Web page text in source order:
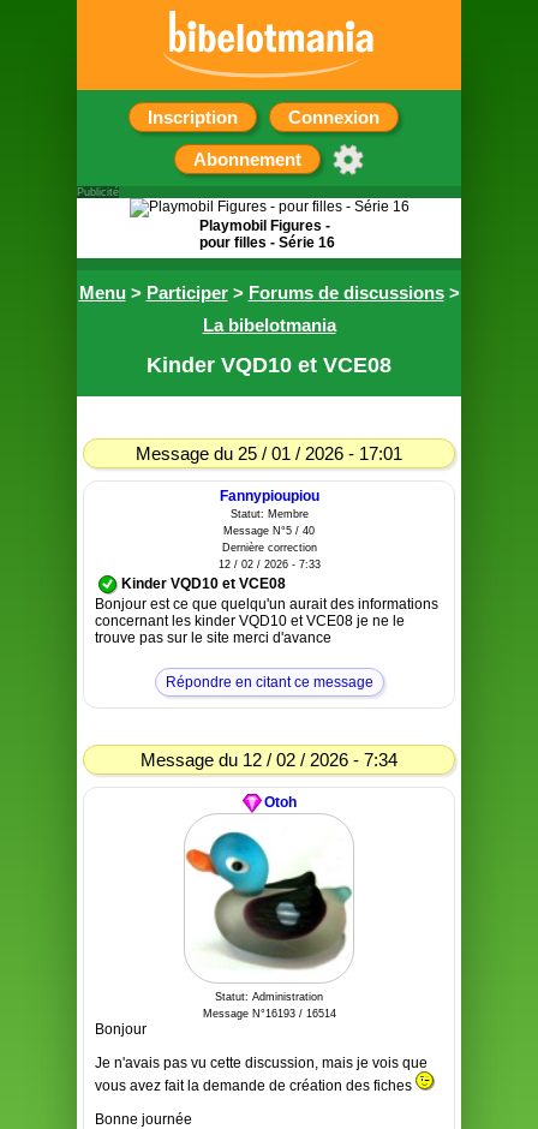
Inscription Connexion
Abonnement
Menu> Participer> Forums de discussions>
La bibelotmania
Kinder VQD10 et VCE08
Message du 25 / 01 / 2026 - 17:01
Fannypioupiou
Statut: Membre
Message N°5 / 40
Dernière correction
12 / 02 / 2026 - 7:33
Kinder VQD10 et VCE08
Bonjour est ce que quelqu'un aurait des informations
concernant les kinder VQD10 et VCE08 je ne le
trouve pas sur le site merci d'avance
Répondre en citant ce message
Message du 12 / 02 / 2026 - 7:34
Otoh
Statut: Administration
Message N°16193 / 16514
Bonjour
Je n'avais pas vu cette discussion, mais je vois que
vous avez fait la demande de création des fiches
Bonne journée
Publicité
Playmobil Figures -
pour filles - Série 16
contenant une